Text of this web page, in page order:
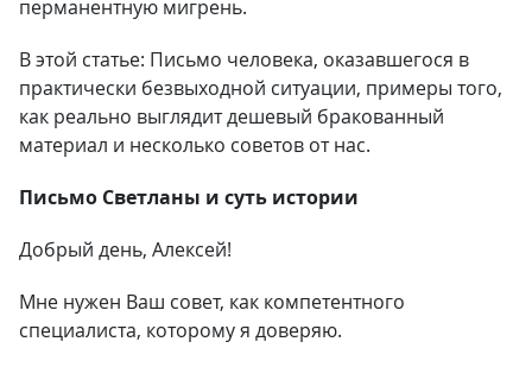
перманентную мигрень.
В этой статье: Письмо человека, оказавшегося в
практически безвыходной ситуации, примеры того,
как реально выглядит дешевый бракованный
материал и несколько советов от нас.
Письмо Светланы и суть истории
Добрый день, Алексей!
Мне нужен Ваш совет, как компетентного
специалиста, которому я доверяю.